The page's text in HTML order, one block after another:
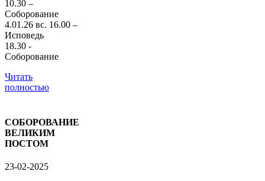
10.30 –
Соборование
4.01.26 вс. 16.00 –
Исповедь
18.30 -
Соборование
Читать
полностью
СОБОРОВАНИЕ
ВЕЛИКИМ
ПОСТОМ
23-02-2025